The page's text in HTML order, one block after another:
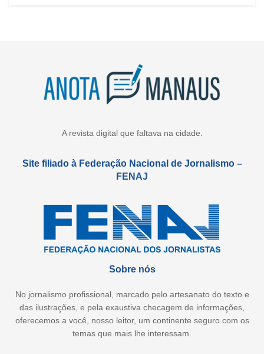
A revista digital que faltava na cidade.
Site filiado à Federação Nacional de Jornalismo –
FENAJ
Sobre nós
No jornalismo profissional, marcado pelo artesanato do texto e
das ilustrações, e pela exaustiva checagem de informações,
oferecemos a você, nosso leitor, um continente seguro com os
temas que mais lhe interessam.